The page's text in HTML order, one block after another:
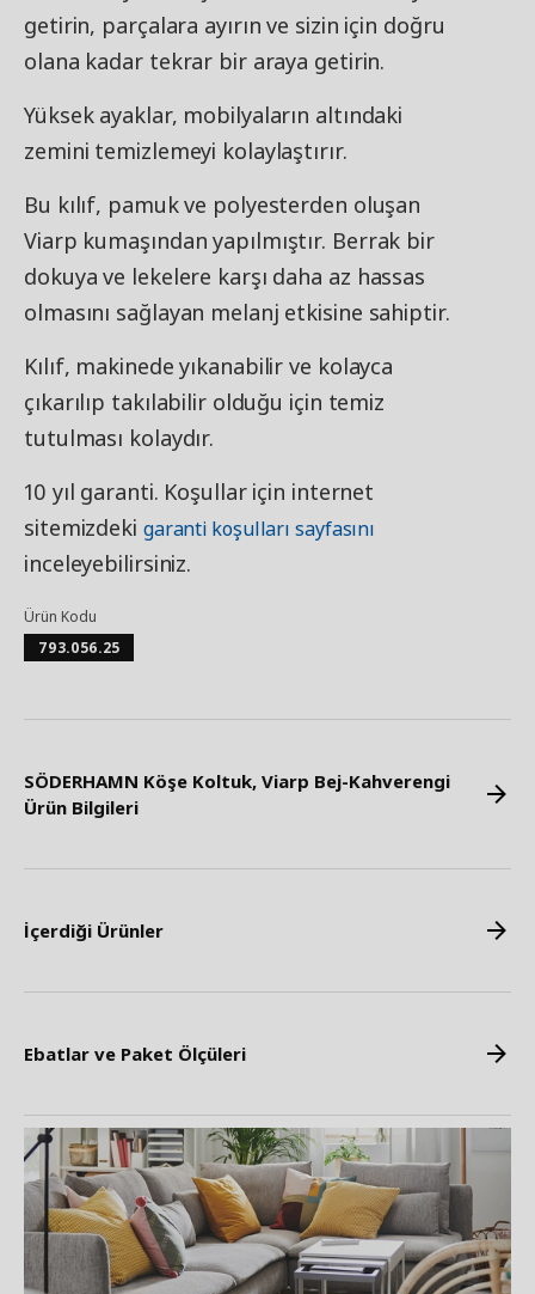
getirin, parçalara ayırın ve sizin için doğru
olana kadar tekrar bir araya getirin.
Yüksek ayaklar, mobilyaların altındaki
zemini temizlemeyi kolaylaştırır.
Bu kılıf, pamuk ve polyesterden oluşan
Viarp kumaşından yapılmıştır. Berrak bir
dokuya ve lekelere karşı daha az hassas
olmasını sağlayan melanj etkisine sahiptir.
Kılıf, makinede yıkanabilir ve kolayca
çıkarılıp takılabilir olduğu için temiz
tutulması kolaydır.
10 yıl garanti. Koşullar için internet
sitemizdeki garanti koşulları sayfasını
inceleyebilirsiniz.
Ürün Kodu
793.056.25
SÖDERHAMN Köşe Koltuk, Viarp Bej-Kahverengi
Ürün Bilgileri
İçerdiği Ürünler
Ebatlar ve Paket Ölçüleri